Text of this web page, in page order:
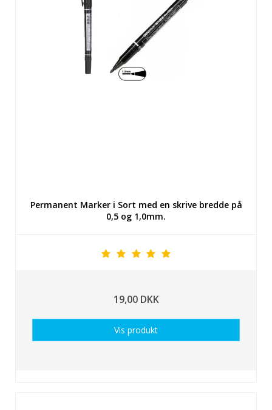
Permanent Marker i Sort med en skrive bredde på
0,5 og 1,0mm.
19,00 DKK
Vis produkt